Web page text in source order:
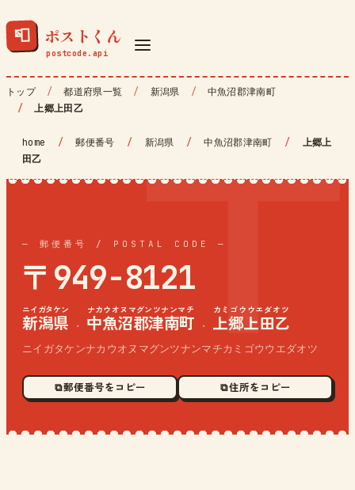
📮 ポストくん
トップ 都道府県一覧 新潟県
中魚沼郡津南町
上郷上田乙
home / 郵便番号 / 新潟県 / 中魚沼郡津南町 /
上郷上
田乙
— 郵便番号 / POSTAL CODE —
〒949-8121
新潟県
ニイガタケン
· 中魚沼郡津南町
ナカウオヌマグンツナンマチ
· 上郷上田乙
カミゴウウエダオツ
ニイガタケンナカウオヌマグンツナンマチカミゴウウエダオツ
⧉ 郵便番号をコピー ⧉ 住所をコピー